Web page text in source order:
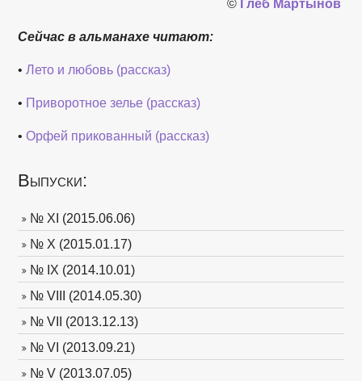
© Глеб Мартынов
Сейчас в альманахе читают:
•Лето и любовь (рассказ)
• Приворотное зелье (рассказ)
•Орфей прикованный (рассказ)
Выпуски:
№ XI (2015.06.06)
№ X (2015.01.17)
№ IX (2014.10.01)
№ VIII (2014.05.30)
№ VII (2013.12.13)
№ VI (2013.09.21)
№ V (2013.07.05)